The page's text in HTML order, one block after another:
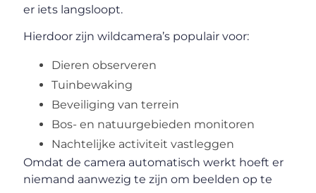
er iets langsloopt.
Hierdoor zijn wildcamera’s populair voor:
Dieren observeren
Tuinbewaking
Beveiliging van terrein
Bos- en natuurgebieden monitoren
Nachtelijke activiteit vastleggen
Omdat de camera automatisch werkt hoeft er
niemand aanwezig te zijn om beelden op te